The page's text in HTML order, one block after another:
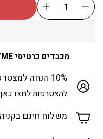
מכבדים כרטיסי BUYME | חבר שחור | הייטקזון
10% הנחה למצטרפים חדשים למועדון
להצטרפות לחצו כאן
משלוח חינם בקניה